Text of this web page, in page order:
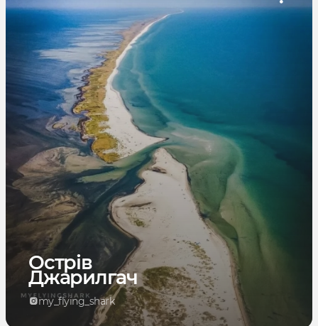
Острів
Джарилгач
my_flying_shark